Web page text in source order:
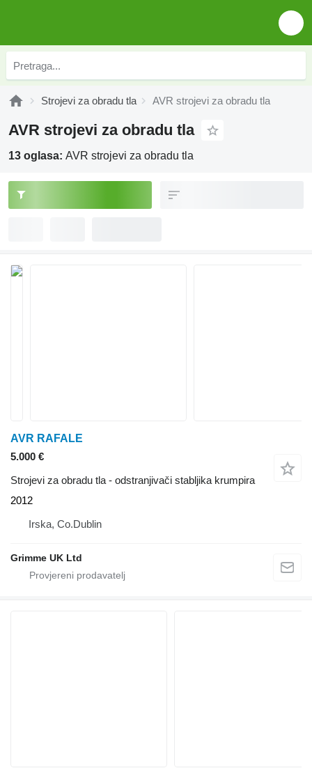
Strojevi za obradu tla AVR strojevi za obradu tla
AVR strojevi za obradu tla
13 oglasa: AVR strojevi za obradu tla
AVR RAFALE
5.000 €
Strojevi za obradu tla - odstranjivači stabljika krumpira
2012
Irska, Co.Dublin
Grimme UK Ltd